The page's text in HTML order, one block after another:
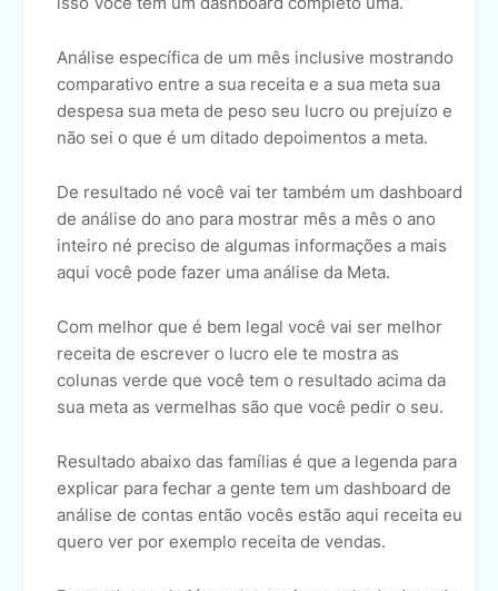
Análise específica de um mês inclusive mostrando
comparativo entre a sua receita e a sua meta sua
despesa sua meta de peso seu lucro ou prejuízo e
não sei o que é um ditado depoimentos a meta.
De resultado né você vai ter também um dashboard
de análise do ano para mostrar mês a mês o ano
inteiro né preciso de algumas informações a mais
aqui você pode fazer uma análise da Meta.
Com melhor que é bem legal você vai ser melhor
receita de escrever o lucro ele te mostra as
colunas verde que você tem o resultado acima da
sua meta as vermelhas são que você pedir o seu.
Resultado abaixo das famílias é que a legenda para
explicar para fechar a gente tem um dashboard de
análise de contas então vocês estão aqui receita eu
quero ver por exemplo receita de vendas.